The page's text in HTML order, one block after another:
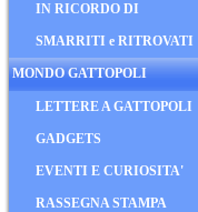
IN RICORDO DI
SMARRITI e RITROVATI
MONDO GATTOPOLI
LETTERE A GATTOPOLI
GADGETS
EVENTI E CURIOSITA'
RASSEGNA STAMPA